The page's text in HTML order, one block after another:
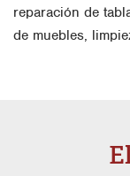
reparación de
de muebles,